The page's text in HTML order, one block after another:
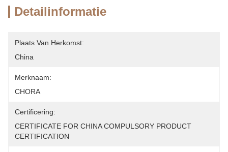
Detailinformatie
Plaats Van Herkomst:
China
Merknaam:
CHORA
Certificering:
CERTIFICATE FOR CHINA COMPULSORY PRODUCT
CERTIFICATION